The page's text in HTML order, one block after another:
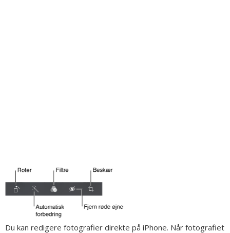
Du kan redigere fotografier direkte på iPhone. Når fotografiet